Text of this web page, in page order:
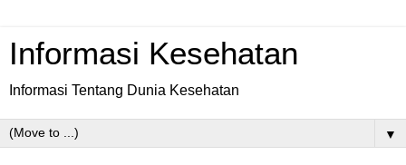
Informasi Kesehatan
Informasi Tentang Dunia Kesehatan
▼